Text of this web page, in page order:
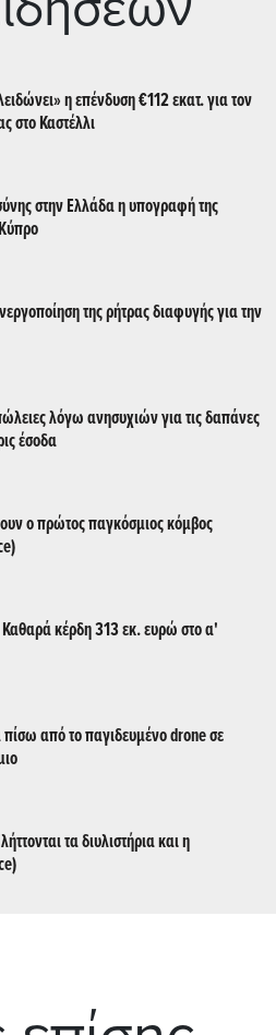
η επένδυση €112 εκατ. για τον
στο Καστέλλι
στην Ελλάδα η υπογραφή της
της ρήτρας διαφυγής για την
λόγω ανησυχιών για τις δαπάνες
έσοδα
ο πρώτος παγκόσμιος κόμβος
κέρδη 313 εκ. ευρώ στο α'
από το παγιδευμένο drone σε
τα διυλιστήρια και η